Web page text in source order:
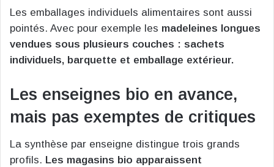
Les emballages individuels alimentaires sont aussi
pointés. Avec pour exemple les madeleines longues
vendues sous plusieurs couches : sachets
individuels, barquette et emballage extérieur.
Les enseignes bio en avance,
mais pas exemptes de critiques
La synthèse par enseigne distingue trois grands
profils. Les magasins bio apparaissent